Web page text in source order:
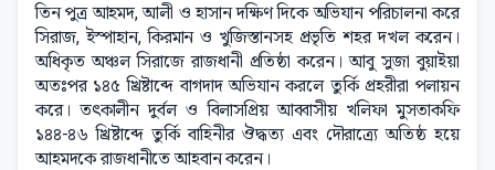
তিন পুত্র আহমদ, আলী ও হাসান দক্ষিণ দিকে অভিযান পরিচালনা করে
সিরাজ, ইস্পাহান, কিরমান ও খুজিস্তানসহ প্রভৃতি শহর দখল করেন।
অধিকৃত অঞ্চল সিরাজে রাজধানী প্রতিষ্ঠা করেন। আবু সুজা বুয়াইয়া
অতঃপর ১৪৫ খ্রিষ্টাব্দে বাগদাদ অভিযান করলে তুর্কি প্রহরীরা পলায়ন
করে। তৎকালীন দুর্বল ও বিলাসপ্রিয় আব্বাসীয় খলিফা মুসতাকফি
১৪৪-৪৬ খ্রিষ্টাব্দে তুর্কি বাহিনীর ঔদ্ধত্য এবং দৌরাত্র্যে অতিষ্ঠ হয়ে
আহমদকে রাজধানীতে আহবান করেন।